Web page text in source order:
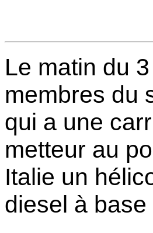
Le matin du
membres du
qui a une
metteur au
Italie un
diesel à